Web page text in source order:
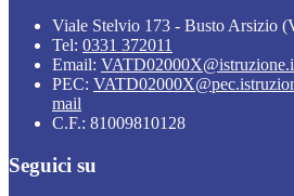
Viale Stelvio 173 - Busto Arsizio
Tel: 0331 372011
Email:
PEC:
mail
C.F.: 81009810128
Seguici su